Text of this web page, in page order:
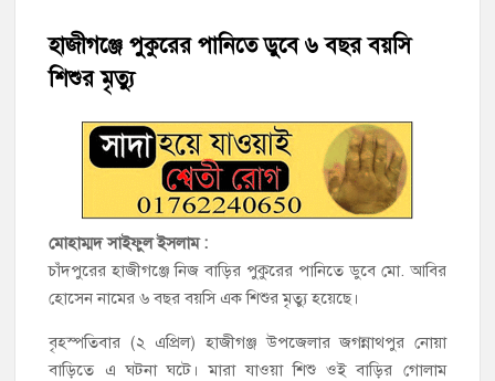
অভিভাবক সমাবেশ
হাজীগঞ্জে অস্বাস্থ্যকর পরিবেশে খাবার প্রস্তুত: ২ হোটেলকে ৪৫ হাজার
হাজীগঞ্জে ৬ বছরের শিশুকে ধর্ষণের অভিযোগে কেয়ারটেকার আটক
হাজীগঞ্জের রাজারগাঁও উবিতে জুলাই গণঅভ্যুত্থান দিবস পালন
হাজীগঞ্জ সরকারি মডেল পাইলট হাই স্কুল অ্যান্ড কলেজে ‘জুলাই
গণঅভ্যুত্থান দিবস’ পালিত
‘জনগণের ভোটে নির্বাচিত হয়ে ফরিদগঞ্জের উন্নয়নে কাজ করছি’ :
আলহাজ্ব এমএ হান্নান এমপি
হাজীগঞ্জে পুকুরের পানিতে ডুবে ৬ বছর বয়সি
শিশুর মৃত্যু
মোহাম্মদ সাইফুল ইসলাম :
চাঁদপুরের হাজীগঞ্জে নিজ বাড়ির পুকুরের পানিতে ডুবে মো. আবির
হোসেন নামের ৬ বছর বয়সি এক শিশুর মৃত্যু হয়েছে।
বৃহস্পতিবার (২ এপ্রিল) হাজীগঞ্জ উপজেলার জগন্নাথপুর নোয়া
বাড়িতে এ ঘটনা ঘটে। মারা যাওয়া শিশু ওই বাড়ির গোলাম